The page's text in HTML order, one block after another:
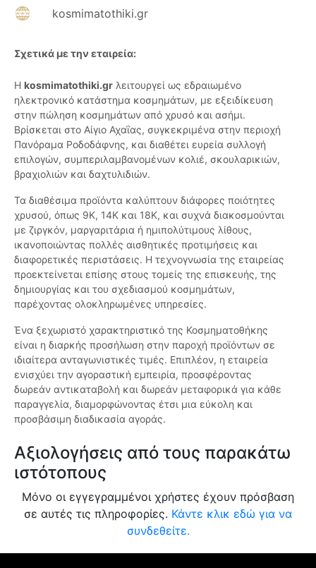
kosmimatothiki.gr
Σχετικά με την εταιρεία:
Η kosmimatothiki.gr λειτουργεί ως εδραιωμένο
ηλεκτρονικό κατάστημα κοσμημάτων, με εξειδίκευση
στην πώληση κοσμημάτων από χρυσό και ασήμι.
Βρίσκεται στο Αίγιο Αχαΐας, συγκεκριμένα στην περιοχή
Πανόραμα Ροδοδάφνης, και διαθέτει ευρεία συλλογή
επιλογών, συμπεριλαμβανομένων κολιέ, σκουλαρικιών,
βραχιολιών και δαχτυλιδιών.
Τα διαθέσιμα προϊόντα καλύπτουν διάφορες ποιότητες
χρυσού, όπως 9Κ, 14Κ και 18Κ, και συχνά διακοσμούνται
με ζιργκόν, μαργαριτάρια ή ημιπολύτιμους λίθους,
ικανοποιώντας πολλές αισθητικές προτιμήσεις και
διαφορετικές περιστάσεις. Η τεχνογνωσία της εταιρείας
προεκτείνεται επίσης στους τομείς της επισκευής, της
δημιουργίας και του σχεδιασμού κοσμημάτων,
παρέχοντας ολοκληρωμένες υπηρεσίες.
Ένα ξεχωριστό χαρακτηριστικό της Κοσμηματοθήκης
είναι η διαρκής προσήλωση στην παροχή προϊόντων σε
ιδιαίτερα ανταγωνιστικές τιμές. Επιπλέον, η εταιρεία
ενισχύει την αγοραστική εμπειρία, προσφέροντας
δωρεάν αντικαταβολή και δωρεάν μεταφορικά για κάθε
παραγγελία, διαμορφώνοντας έτσι μια εύκολη και
προσβάσιμη διαδικασία αγοράς.
Αξιολογήσεις από τους παρακάτω
ιστότοπους
Μόνο οι εγγεγραμμένοι χρήστες έχουν πρόσβαση
σε αυτές τις πληροφορίες. Κάντε κλικ εδώ για να
συνδεθείτε.